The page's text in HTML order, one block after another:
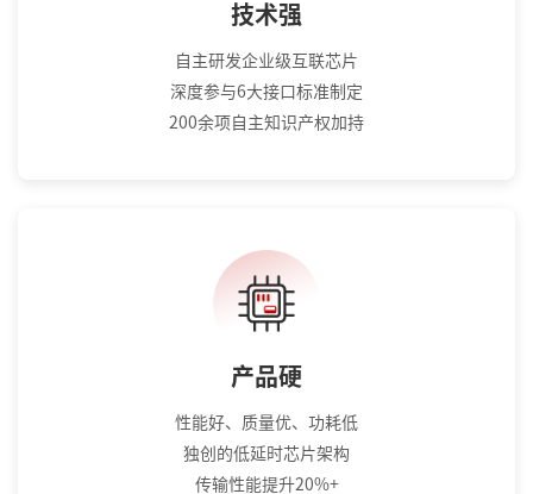
技术强
自主研发企业级互联芯片
深度参与6大接口标准制定
200余项自主知识产权加持
产品硬
性能好、质量优、功耗低
独创的低延时芯片架构
传输性能提升20%+